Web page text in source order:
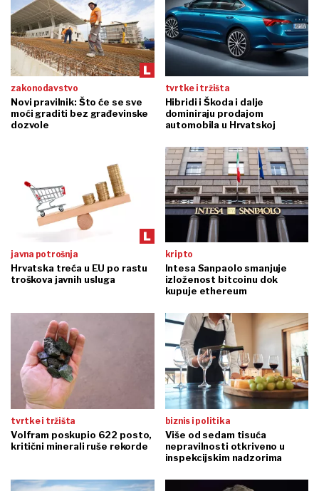
zakonodavstvo
Novi pravilnik: Što će se sve
moći graditi bez građevinske
dozvole
tvrtke i tržišta
Hibridi i Škoda i dalje
dominiraju prodajom
automobila u Hrvatskoj
javna potrošnja
Hrvatska treća u EU po rastu
troškova javnih usluga
kripto
Intesa Sanpaolo smanjuje
izloženost bitcoinu dok
kupuje ethereum
tvrtke i tržišta
Volfram poskupio 622 posto,
kritični minerali ruše rekorde
biznis i politika
Više od sedam tisuća
nepravilnosti otkriveno u
inspekcijskim nadzorima